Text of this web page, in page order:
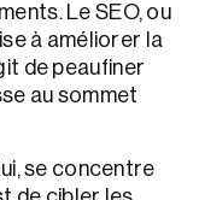
Le SEO, ou
à améliorer la
de peaufiner
au sommet
se concentre